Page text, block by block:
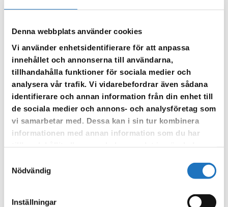
Denna webbplats använder cookies
Vi använder enhetsidentifierare för att anpassa
innehållet och annonserna till användarna,
tillhandahålla funktioner för sociala medier och
analysera vår trafik. Vi vidarebefordrar även sådana
identifierare och annan information från din enhet till
de sociala medier och annons- och analysföretag som
vi samarbetar med. Dessa kan i sin tur kombinera
informationen med annan information som du har
Nödvändig
Inställningar
Vår sms-tjänst använder vi enbart för att kunna informera dig
om driftstörningar och andra händelser som kan påverka dig
som fastighetsägare.